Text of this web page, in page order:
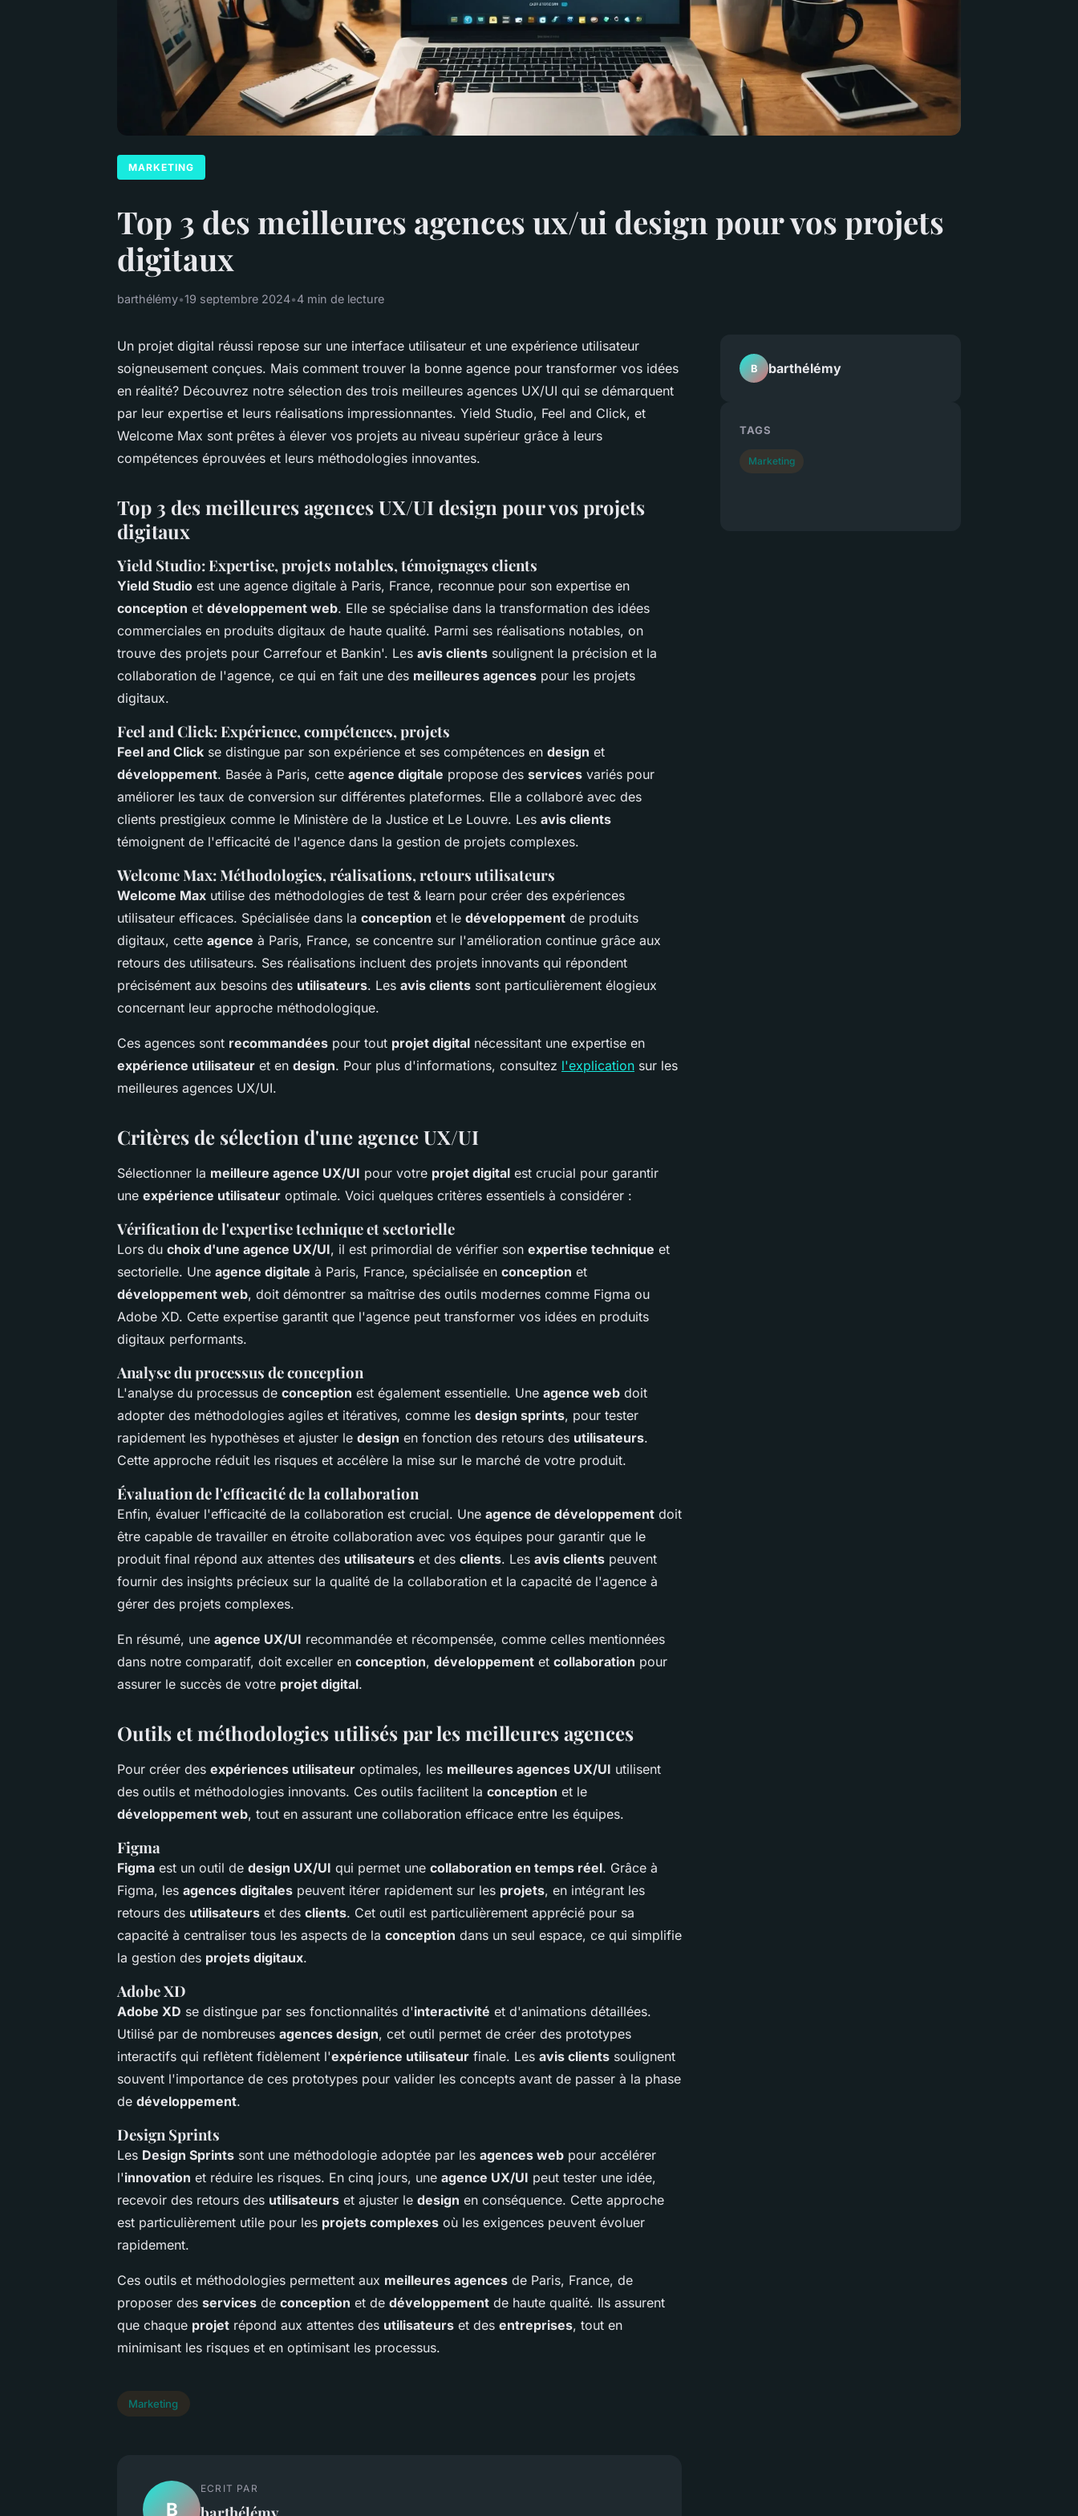
MARKETING
Top 3 des meilleures agences ux/ui design pour vos projets
digitaux
barthélémy•19 septembre 2024•4 min de lecture
Un projet digital réussi repose sur une interface utilisateur et une expérience utilisateur
soigneusement conçues. Mais comment trouver la bonne agence pour transformer vos idées
en réalité? Découvrez notre sélection des trois meilleures agences UX/UI qui se démarquent
par leur expertise et leurs réalisations impressionnantes. Yield Studio, Feel and Click, et
Welcome Max sont prêtes à élever vos projets au niveau supérieur grâce à leurs
compétences éprouvées et leurs méthodologies innovantes.
Top 3 des meilleures agences UX/UI design pour vos projets
digitaux
Yield Studio: Expertise, projets notables, témoignages clients
Yield Studio est une agence digitale à Paris, France, reconnue pour son expertise en
conception et développement web. Elle se spécialise dans la transformation des idées
commerciales en produits digitaux de haute qualité. Parmi ses réalisations notables, on
trouve des projets pour Carrefour et Bankin'. Les avis clients soulignent la précision et la
collaboration de l'agence, ce qui en fait une des meilleures agences pour les projets
digitaux.
Feel and Click: Expérience, compétences, projets
Feel and Click se distingue par son expérience et ses compétences en design et
développement. Basée à Paris, cette agence digitale propose des services variés pour
améliorer les taux de conversion sur différentes plateformes. Elle a collaboré avec des
clients prestigieux comme le Ministère de la Justice et Le Louvre. Les avis clients
témoignent de l'efficacité de l'agence dans la gestion de projets complexes.
Welcome Max: Méthodologies, réalisations, retours utilisateurs
Welcome Max utilise des méthodologies de test & learn pour créer des expériences
utilisateur efficaces. Spécialisée dans la conception et le développement de produits
digitaux, cette agence à Paris, France, se concentre sur l'amélioration continue grâce aux
retours des utilisateurs. Ses réalisations incluent des projets innovants qui répondent
précisément aux besoins des utilisateurs. Les avis clients sont particulièrement élogieux
concernant leur approche méthodologique.
Ces agences sont recommandées pour tout projet digital nécessitant une expertise en
expérience utilisateur et en design. Pour plus d'informations, consultez l'explication sur les
meilleures agences UX/UI.
Critères de sélection d'une agence UX/UI
Sélectionner la meilleure agence UX/UI pour votre projet digital est crucial pour garantir
une expérience utilisateur optimale. Voici quelques critères essentiels à considérer :
Vérification de l'expertise technique et sectorielle
Lors du choix d'une agence UX/UI, il est primordial de vérifier son expertise technique et
sectorielle. Une agence digitale à Paris, France, spécialisée en conception et
développement web, doit démontrer sa maîtrise des outils modernes comme Figma ou
Adobe XD. Cette expertise garantit que l'agence peut transformer vos idées en produits
digitaux performants.
Analyse du processus de conception
L'analyse du processus de conception est également essentielle. Une agence web doit
adopter des méthodologies agiles et itératives, comme les design sprints, pour tester
rapidement les hypothèses et ajuster le design en fonction des retours des utilisateurs.
Cette approche réduit les risques et accélère la mise sur le marché de votre produit.
Évaluation de l'efficacité de la collaboration
Enfin, évaluer l'efficacité de la collaboration est crucial. Une agence de développement doit
être capable de travailler en étroite collaboration avec vos équipes pour garantir que le
produit final répond aux attentes des utilisateurs et des clients. Les avis clients peuvent
fournir des insights précieux sur la qualité de la collaboration et la capacité de l'agence à
gérer des projets complexes.
En résumé, une agence UX/UI recommandée et récompensée, comme celles mentionnées
dans notre comparatif, doit exceller en conception, développement et collaboration pour
assurer le succès de votre projet digital.
Outils et méthodologies utilisés par les meilleures agences
Pour créer des expériences utilisateur optimales, les meilleures agences UX/UI utilisent
des outils et méthodologies innovants. Ces outils facilitent la conception et le
développement web, tout en assurant une collaboration efficace entre les équipes.
Figma
Figma est un outil de design UX/UI qui permet une collaboration en temps réel. Grâce à
Figma, les agences digitales peuvent itérer rapidement sur les projets, en intégrant les
retours des utilisateurs et des clients. Cet outil est particulièrement apprécié pour sa
capacité à centraliser tous les aspects de la conception dans un seul espace, ce qui simplifie
la gestion des projets digitaux.
Adobe XD
Adobe XD se distingue par ses fonctionnalités d'interactivité et d'animations détaillées.
Utilisé par de nombreuses agences design, cet outil permet de créer des prototypes
interactifs qui reflètent fidèlement l'expérience utilisateur finale. Les avis clients soulignent
souvent l'importance de ces prototypes pour valider les concepts avant de passer à la phase
de développement.
Design Sprints
Les Design Sprints sont une méthodologie adoptée par les agences web pour accélérer
l'innovation et réduire les risques. En cinq jours, une agence UX/UI peut tester une idée,
recevoir des retours des utilisateurs et ajuster le design en conséquence. Cette approche
est particulièrement utile pour les projets complexes où les exigences peuvent évoluer
rapidement.
Ces outils et méthodologies permettent aux meilleures agences de Paris, France, de
proposer des services de conception et de développement de haute qualité. Ils assurent
que chaque projet répond aux attentes des utilisateurs et des entreprises, tout en
minimisant les risques et en optimisant les processus.
Marketing
B
ECRIT PAR
B barthélémy
TAGS
Marketing